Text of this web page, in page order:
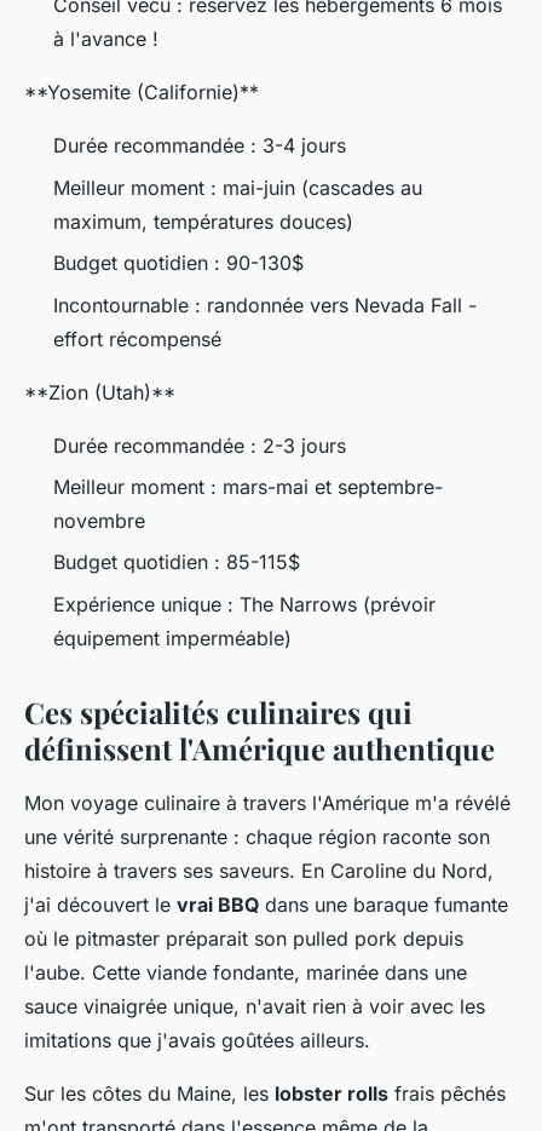
Conseil vécu : réservez les hébergements 6 mois
à l'avance !
**Yosemite (Californie)**
Durée recommandée : 3-4 jours
Meilleur moment : mai-juin (cascades au
maximum, températures douces)
Budget quotidien : 90-130$
Incontournable : randonnée vers Nevada Fall -
effort récompensé
**Zion (Utah)**
Durée recommandée : 2-3 jours
Meilleur moment : mars-mai et septembre-
novembre
Budget quotidien : 85-115$
Expérience unique : The Narrows (prévoir
équipement imperméable)
Ces spécialités culinaires qui
définissent l'Amérique authentique
Mon voyage culinaire à travers l'Amérique m'a révélé
une vérité surprenante : chaque région raconte son
histoire à travers ses saveurs. En Caroline du Nord,
j'ai découvert le vrai BBQ dans une baraque fumante
où le pitmaster préparait son pulled pork depuis
l'aube. Cette viande fondante, marinée dans une
sauce vinaigrée unique, n'avait rien à voir avec les
imitations que j'avais goûtées ailleurs.
Sur les côtes du Maine, les lobster rolls frais pêchés